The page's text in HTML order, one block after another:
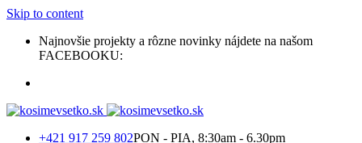
Skip to content
Najnovšie projekty a rôzne novinky nájdete na našom
FACEBOOKU:
+421 917 259 802PON - PIA, 8:30am - 6.30pm